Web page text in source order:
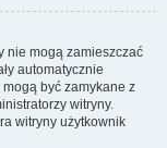
nie mogą zamieszczać
automatycznie
być zamykane z
witryny.
witryny użytkownik